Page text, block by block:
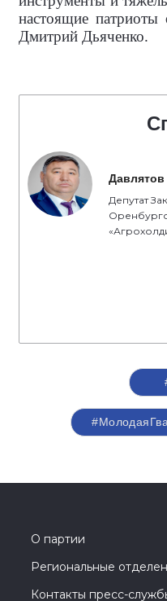
настоящие патриоты
Дмитрий Дьяченко.
Депутат
О партии
Региональные
Контакты пресс-